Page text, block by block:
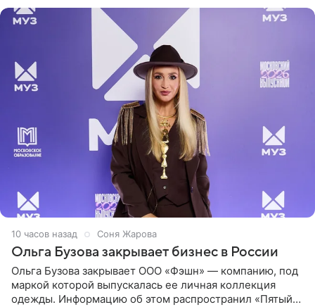
10 часов назад Соня Жарова
Ольга Бузова закрывает бизнес в России
Ольга Бузова закрывает ООО «Фэшн» — компанию, под
маркой которой выпускалась ее личная коллекция
одежды. Информацию об этом распространил «Пятый